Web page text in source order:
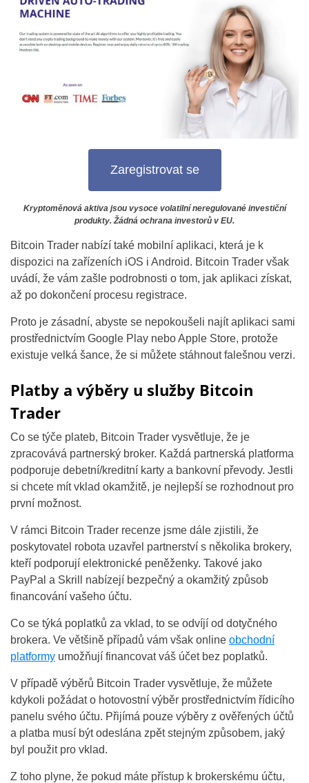
Zaregistrovat se
Kryptoměnová aktiva jsou vysoce volatilní neregulované investiční
produkty. Žádná ochrana investorů v EU.
Bitcoin Trader nabízí také mobilní aplikaci, která je k
dispozici na zařízeních iOS i Android. Bitcoin Trader však
uvádí, že vám zašle podrobnosti o tom, jak aplikaci získat,
až po dokončení procesu registrace.
Proto je zásadní, abyste se nepokoušeli najít aplikaci sami
prostřednictvím Google Play nebo Apple Store, protože
existuje velká šance, že si můžete stáhnout falešnou verzi.
Platby a výběry u služby Bitcoin
Trader
Co se týče plateb, Bitcoin Trader vysvětluje, že je
zpracovává partnerský broker. Každá partnerská platforma
podporuje debetní/kreditní karty a bankovní převody. Jestli
si chcete mít vklad okamžitě, je nejlepší se rozhodnout pro
první možnost.
V rámci Bitcoin Trader recenze jsme dále zjistili, že
poskytovatel robota uzavřel partnerství s několika brokery,
kteří podporují elektronické peněženky. Takové jako
PayPal a Skrill nabízejí bezpečný a okamžitý způsob
financování vašeho účtu.
Co se týká poplatků za vklad, to se odvíjí od dotyčného
brokera. Ve většině případů vám však online obchodní
platformy umožňují financovat váš účet bez poplatků.
V případě výběrů Bitcoin Trader vysvětluje, že můžete
kdykoli požádat o hotovostní výběr prostřednictvím řídicího
panelu svého účtu. Přijímá pouze výběry z ověřených účtů
a platba musí být odeslána zpět stejným způsobem, jaký
byl použit pro vklad.
Z toho plyne, že pokud máte přístup k brokerskému účtu,